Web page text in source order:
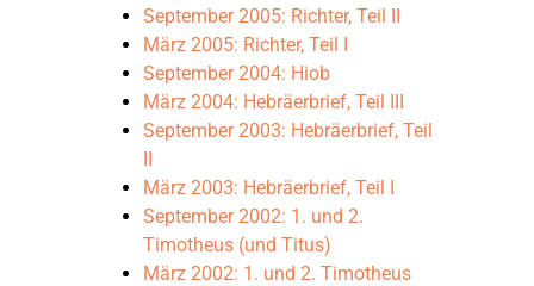
September 2005: Richter, Teil II
März 2005: Richter, Teil I
September 2004: Hiob
März 2004: Hebräerbrief, Teil III
September 2003: Hebräerbrief, Teil
II
März 2003: Hebräerbrief, Teil I
September 2002: 1. und 2.
Timotheus (und Titus)
März 2002: 1. und 2. Timotheus